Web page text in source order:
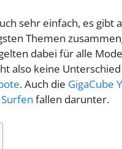
sehr einfach, es
Themen
dabei für alle
also keine
. Auch die GigaCube
fallen darunter.